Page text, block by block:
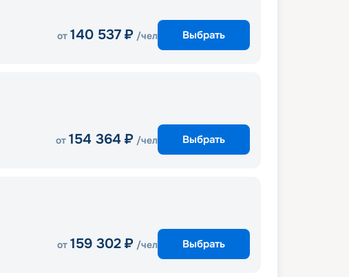
от 140 537 ₽ /чел Выбрать
от 154 364 ₽ /чел Выбрать
от 159 302 ₽ /чел Выбрать